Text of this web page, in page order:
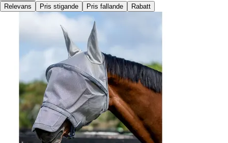
Relevans Pris stigande Pris fallande Rabatt